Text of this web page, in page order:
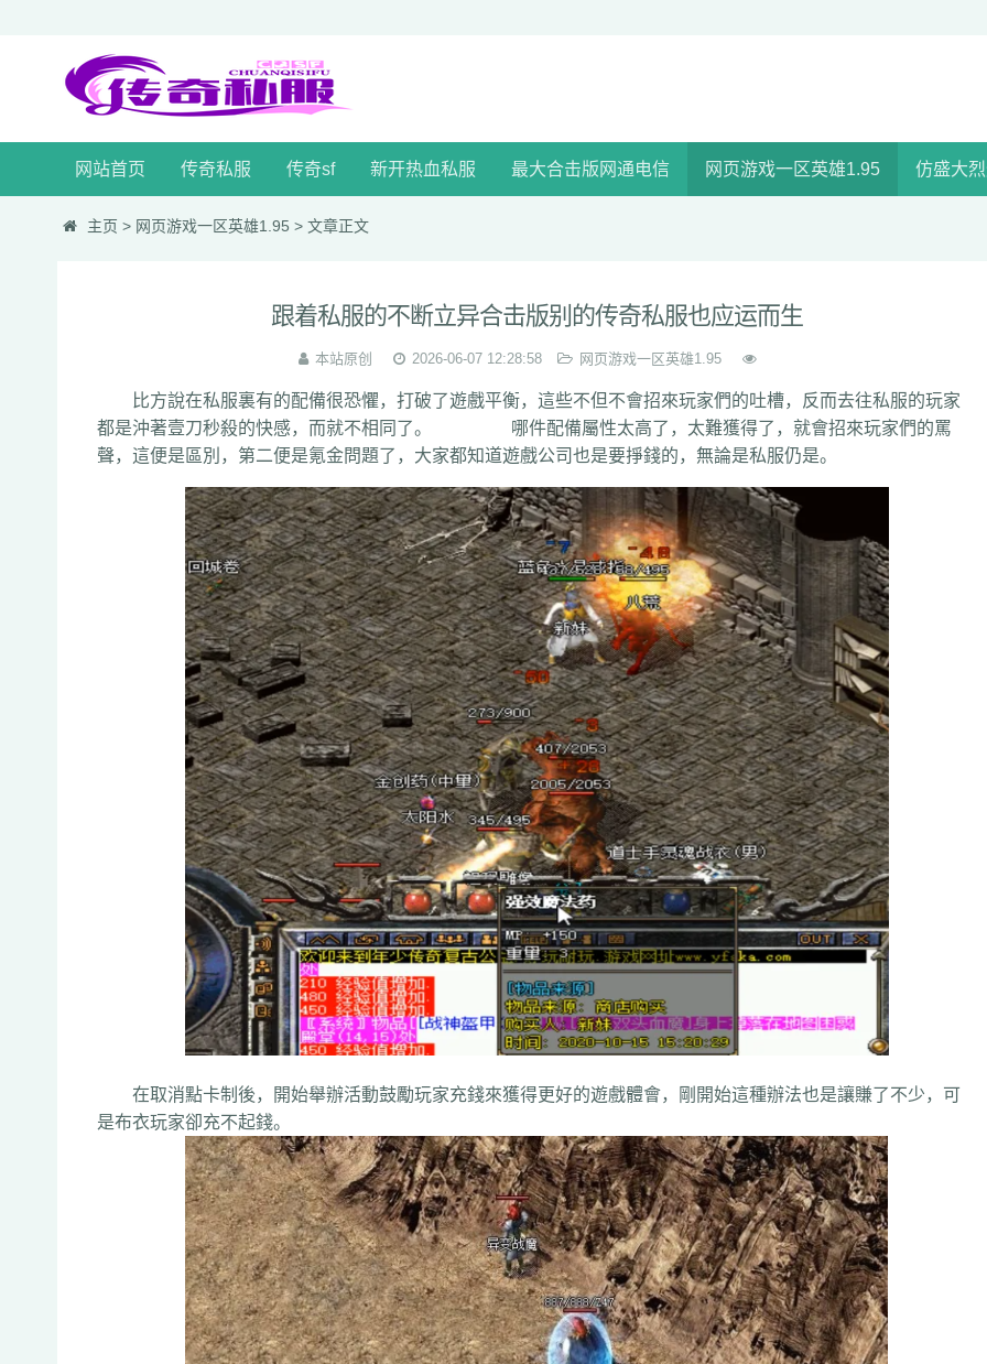
网站首页 传奇私服 传奇sf 新开热血私服 最大合击版网通电信 网页游戏一区英雄1.95 仿盛大
主页 > 网页游戏一区英雄1.95 > 文章正文
跟着私服的不断立异合击版别的传奇私服也应运而生
本站原创 2026-06-07 12:28:58 网页游戏一区英雄1.95
比方說在私服裏有的配備很恐懼，打破了遊戲平衡，這些不但不會招來玩家們的吐槽，反而去往私服的玩家
都是沖著壹刀秒殺的快感，而就不相同了。 哪件配備屬性太高了，太難獲得了，就會招來玩家們的罵
聲，這便是區別，第二便是氪金問題了，大家都知道遊戲公司也是要掙錢的，無論是私服仍是。
在取消點卡制後，開始舉辦活動鼓勵玩家充錢來獲得更好的遊戲體會，剛開始這種辦法也是讓賺了不少，可
是布衣玩家卻充不起錢。